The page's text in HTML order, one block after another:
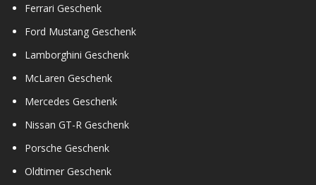
Ferrari Geschenk
Ford Mustang Geschenk
Lamborghini Geschenk
McLaren Geschenk
Mercedes Geschenk
Nissan GT-R Geschenk
Porsche Geschenk
Oldtimer Geschenk